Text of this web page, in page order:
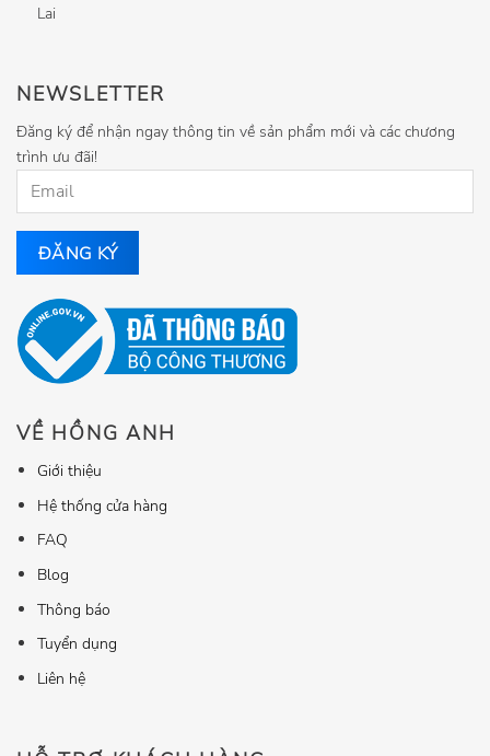
NEWSLETTER
Đăng ký để nhận ngay thông tin về sản phẩm mới và các chương
trình ưu đãi!
VỀ HỒNG ANH
Giới thiệu
Hệ thống cửa hàng
FAQ
Blog
Thông báo
Tuyển dụng
Liên hệ
Lai